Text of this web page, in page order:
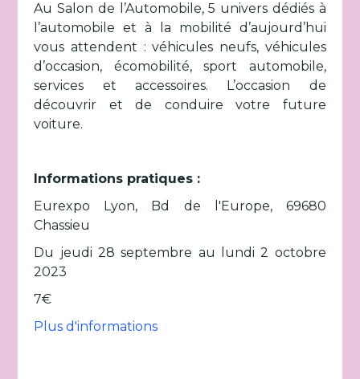
Au Salon de l’Automobile, 5 univers dédiés à
l’automobile et à la mobilité d’aujourd’hui
vous attendent : véhicules neufs, véhicules
d’occasion, écomobilité, sport automobile,
services et accessoires. L’occasion de
découvrir et de conduire votre future
voiture.
Informations pratiques :
Eurexpo Lyon, Bd de l'Europe, 69680
Chassieu
Du jeudi 28 septembre au lundi 2 octobre
2023
7€
Plus d'informations